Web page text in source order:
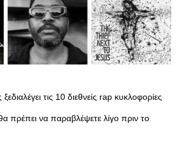
τις 10 διεθνείς rap κυκλοφορίες
πρέπει να παραβλέψετε λίγο πριν το